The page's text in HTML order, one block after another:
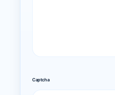
Captcha